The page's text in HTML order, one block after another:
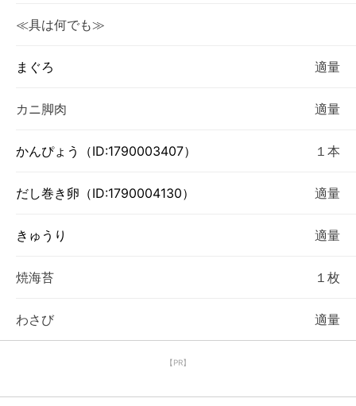
≪具は何でも≫
まぐろ 適量
カニ脚肉 適量
かんぴょう（ID:1790003407） １本
だし巻き卵（ID:1790004130） 適量
きゅうり 適量
焼海苔 １枚
わさび 適量
【PR】